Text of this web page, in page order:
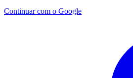
Continuar com o Google